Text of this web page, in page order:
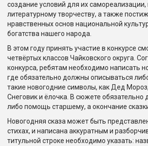
создание условий для их самореализации,
литературному творчеству, а также
нравственных основ национальной
богатства нашего народа.
В этом году принять участие в конкурсе
четвёртых классов Чайковского округа.
конкурса, ребятам необходимо написать
где обязательно должны описываться
такие новогодние символы, как Дед
Снеговик и ёлочка. В сюжете обязательно
либо помощь старшему, а окончание
Новогодняя сказа может быть
стихах, и написана аккуратным и
титульной строке необходимо указать: